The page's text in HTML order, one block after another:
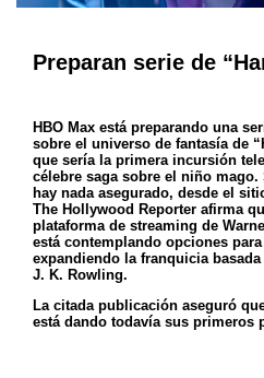
Preparan serie de
HBO Max está preparando una
sobre el universo de fantasía de
que sería la primera incursión
célebre saga sobre el niño
hay nada asegurado, desde el
The Hollywood Reporter afirma
plataforma de streaming de
está contemplando opciones
expandiendo la franquicia
J. K. Rowling.
La citada publicación aseguró
está dando todavía sus primeros